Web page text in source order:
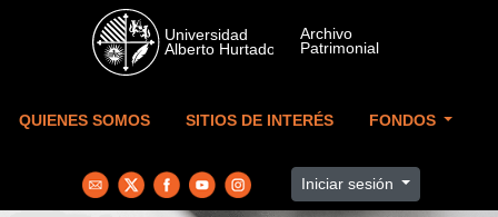
Skip to main content
QUIENES SOMOS SITIOS DE INTERÉS FONDOS
Iniciar sesión